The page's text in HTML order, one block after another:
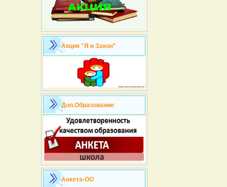
Акция "Я и Закон"
Доп.Образование
Анкета-ОО